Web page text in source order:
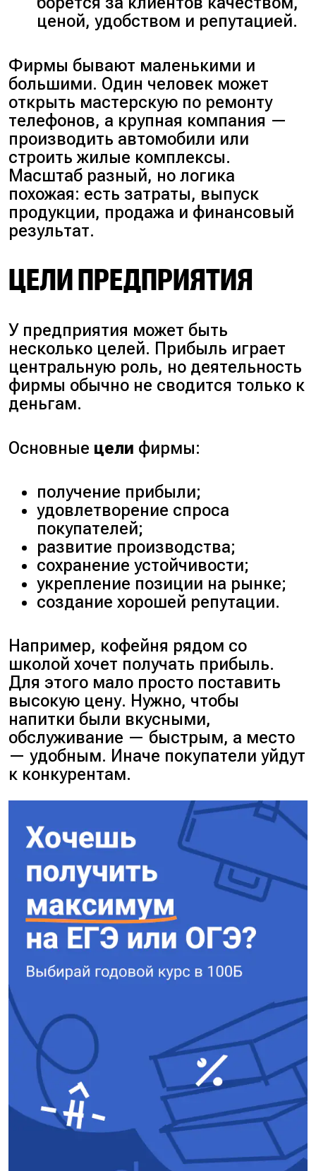
ценой, удобством и репутацией.
Фирмы бывают маленькими и
большими. Один человек может
открыть мастерскую по ремонту
телефонов, а крупная компания —
производить автомобили или
строить жилые комплексы.
Масштаб разный, но логика
похожая: есть затраты, выпуск
продукции, продажа и финансовый
результат.
ЦЕЛИ ПРЕДПРИЯТИЯ
У предприятия может быть
несколько целей. Прибыль играет
центральную роль, но деятельность
фирмы обычно не сводится только к
деньгам.
Основные цели фирмы:
получение прибыли;
удовлетворение спроса
покупателей;
развитие производства;
сохранение устойчивости;
укрепление позиции на рынке;
создание хорошей репутации.
Например, кофейня рядом со
школой хочет получать прибыль.
Для этого мало просто поставить
высокую цену. Нужно, чтобы
напитки были вкусными,
обслуживание — быстрым, а место
— удобным. Иначе покупатели уйдут
к конкурентам.